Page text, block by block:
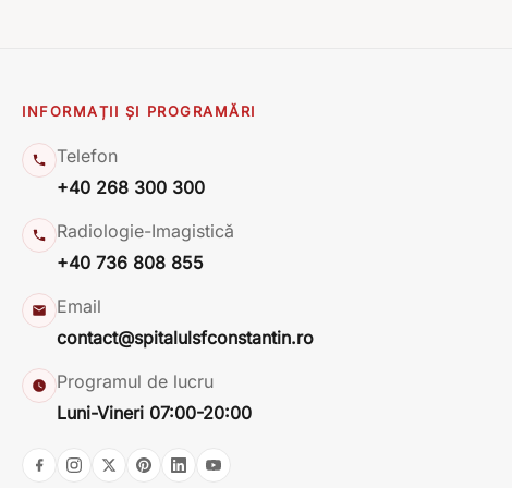
INFORMAȚII ȘI PROGRAMĂRI
Telefon
+40 268 300 300
Radiologie-Imagistică
+40 736 808 855
Email
contact@spitalulsfconstantin.ro
Programul de lucru
Luni-Vineri 07:00-20:00